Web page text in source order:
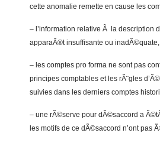
cette anomalie remette en cause les
– l’information relative Ã la description
apparaÃ®t insuffisante ou inadÃ©quate,
– les comptes pro forma ne sont pas
principes comptables et les rÃ¨gles
suivies dans les derniers comptes
– une rÃ©serve pour dÃ©saccord a
les motifs de ce dÃ©saccord n’ont pas